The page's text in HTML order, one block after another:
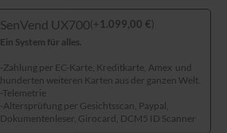
SenVend UX700(+1.099,00 €)
Ein System für alles.
-Zahlung per EC-Karte, Kreditkarte, Amex und
hunderten weiteren Karten aus der ganzen Welt.
-Telemetrie
-Altersprüfung per Gesichtsscan, Paypal,
Dokumentenleser, Girocard, DCM5 ID Scanner